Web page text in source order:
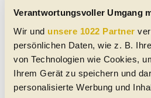
Verantwortungsvoller Umgang
Wir und unsere 1022 Partner
persönlichen Daten, wie z. B.
von Technologien wie Cookies,
Ihrem Gerät zu speichern und
personalisierte Werbung und
Diesel |5.6 l/100km
VW Tiguan
Fernlicht-Assistent
Spurhalte-Assistent
05/2026
4060 Linz-Leonding